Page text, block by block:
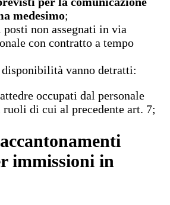
medesimo;
non assegnati in via
con contratto a tempo
vanno detratti:
occupati dal personale
di cui al precedente art. 7;
immissioni in